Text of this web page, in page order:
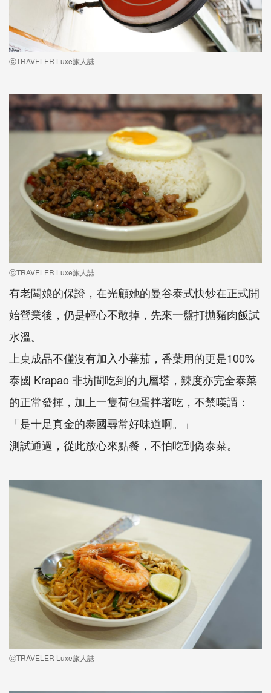
ⓒTRAVELER Luxe旅人誌
ⓒTRAVELER Luxe旅人誌
有老闆娘的保證，在光顧她的曼谷泰式快炒在正式開
始營業後，仍是輕心不敢掉，先來一盤打拋豬肉飯試
水溫。
上桌成品不僅沒有加入小蕃茄，香葉用的更是100%
泰國 Krapao 非坊間吃到的九層塔，辣度亦完全泰菜
的正常發揮，加上一隻荷包蛋拌著吃，不禁嘆謂：
「是十足真金的泰國尋常好味道啊。」
測試通過，從此放心來點餐，不怕吃到偽泰菜。
ⓒTRAVELER Luxe旅人誌